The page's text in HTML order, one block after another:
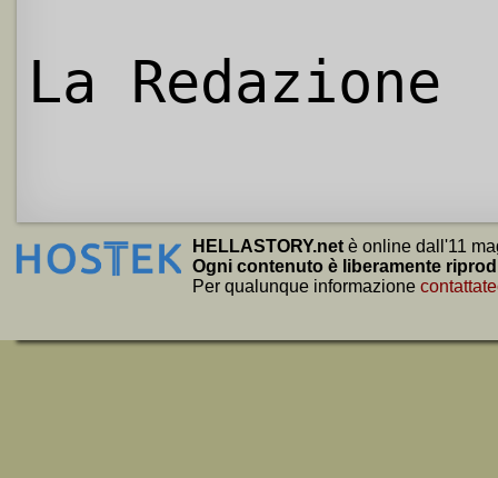
La Redazione
HELLASTORY.net è online dall'11
Ogni contenuto è liberamente
Per qualunque informazione